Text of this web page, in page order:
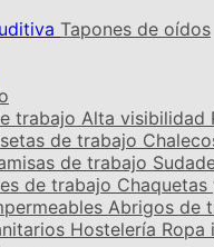
Tapones de oídos
trabajo Alta visibilidad
de trabajo
de trabajo
de trabajo Chaquetas
Abrigos de
Hostelería Ropa